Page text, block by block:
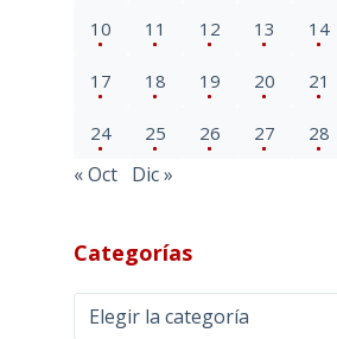
10 11 12 13 14
17 18 19 20 21
24 25 26 27 28
« Oct Dic »
Categorías
Categorías